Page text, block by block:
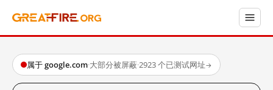
属于 google.com·大部分被屏蔽·2923 个已测试网址→